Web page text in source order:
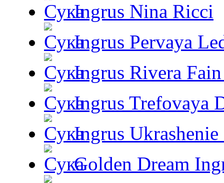
Ingrus Nina Ricci
Ingrus Pervaya
Ingrus Rivera
Ingrus Trefovaya
Ingrus Ukrashenie
Golden Dream